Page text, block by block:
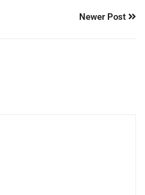
Newer Post